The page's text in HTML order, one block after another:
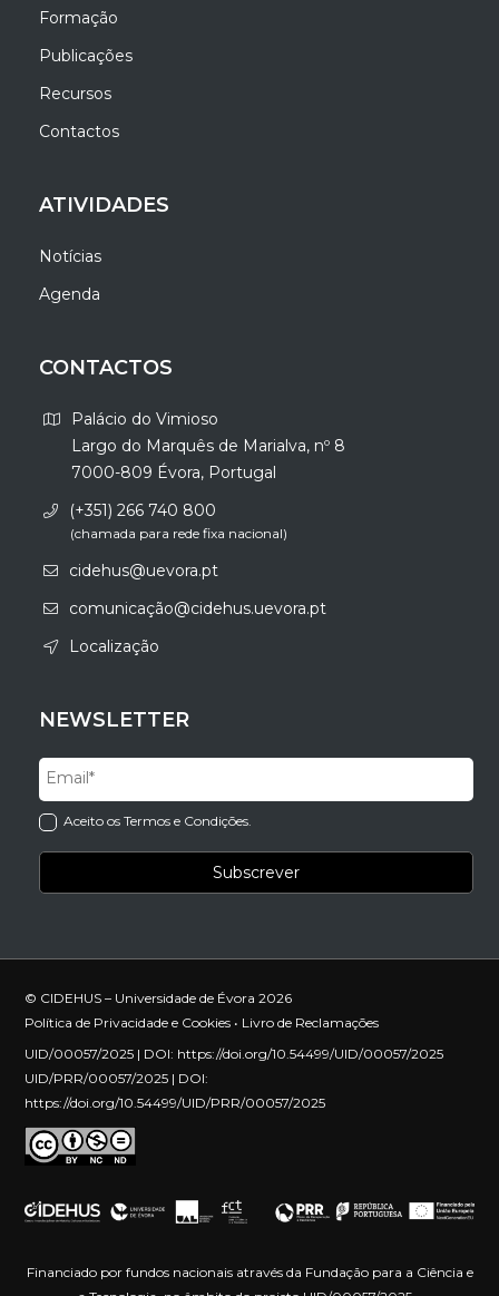
Formação
Publicações
Recursos
Contactos
ATIVIDADES
Notícias
Agenda
CONTACTOS
Palácio do Vimioso
Largo do Marquês de Marialva, nº 8
7000-809 Évora, Portugal
(+351) 266 740 800
(chamada para rede fixa nacional)
cidehus@uevora.pt
comunicação@cidehus.uevora.pt
Localização
NEWSLETTER
Aceito os Termos e Condições.
© CIDEHUS – Universidade de Évora 2026
Política de Privacidade e Cookies • Livro de Reclamações
UID/00057/2025 | DOI: https://doi.org/10.54499/UID/00057/2025
UID/PRR/00057/2025 | DOI:
https://doi.org/10.54499/UID/PRR/00057/2025
Financiado por fundos nacionais através da Fundação para a Ciência e